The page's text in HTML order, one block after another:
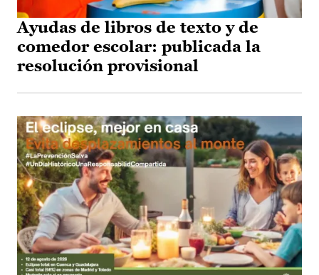
Ayudas de libros de texto y de
comedor escolar: publicada la
resolución provisional